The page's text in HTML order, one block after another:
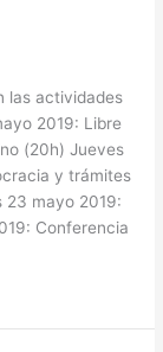
las actividades
2019: Libre
(20h) Jueves
y trámites
23 mayo 2019:
Conferencia